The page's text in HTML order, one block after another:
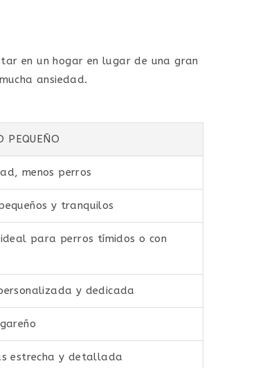
en un hogar en lugar de una gran
ansiedad.
PEQUEÑO
menos perros
y tranquilos
para perros tímidos o con
y dedicada
estrecha y detallada